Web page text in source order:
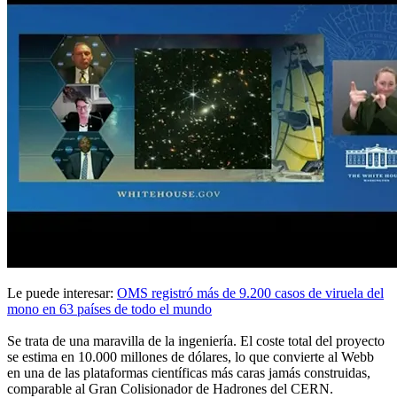
Le puede interesar: OMS registró más de 9.200 casos de viruela del
mono en 63 países de todo el mundo
Se trata de una maravilla de la ingeniería. El coste total del proyecto
se estima en 10.000 millones de dólares, lo que convierte al Webb
en una de las plataformas científicas más caras jamás construidas,
comparable al Gran Colisionador de Hadrones del CERN.